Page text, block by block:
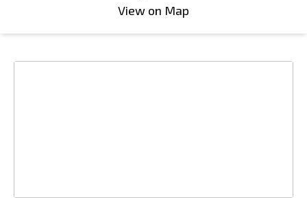
View on Map